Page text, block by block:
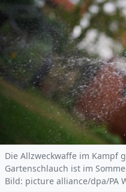
Die Allzweckwaffe im Kampf
Gartenschlauch ist im
Bild: picture alliance/dpa/PA